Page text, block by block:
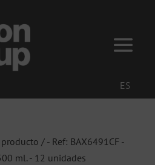
ES
/ - Ref: BAX6491CF -
ml. - 12 unidades